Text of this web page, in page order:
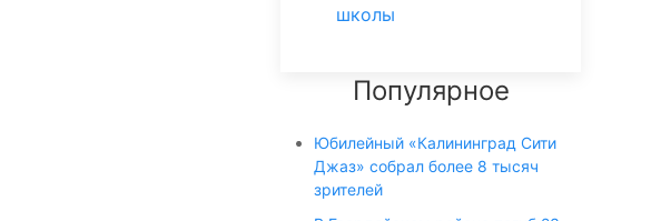
школы
Популярное
Юбилейный «Калининград Сити
Джаз» собрал более 8 тысяч
зрителей